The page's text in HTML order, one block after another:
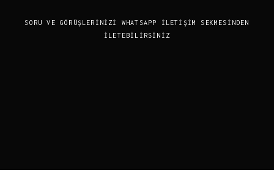
SORU VE GÖRÜŞLERİNİZİ WHATSAPP İLETİŞİM SEKMESİNDEN
İLETEBİLİRSİNİZ